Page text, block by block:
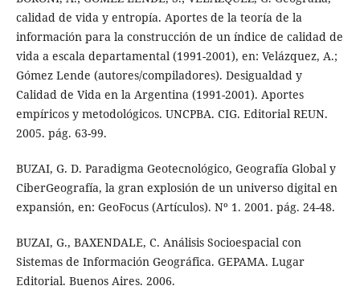
calidad de vida y entropía. Aportes de la teoría de la
información para la construcción de un índice de calidad de
vida a escala departamental (1991-2001), en: Velázquez, A.;
Gómez Lende (autores/compiladores). Desigualdad y
Calidad de Vida en la Argentina (1991-2001). Aportes
empíricos y metodológicos. UNCPBA. CIG. Editorial REUN.
2005. pág. 63-99.
BUZAI, G. D. Paradigma Geotecnológico, Geografía Global y
CiberGeografía, la gran explosión de un universo digital en
expansión, en: GeoFocus (Artículos). Nº 1. 2001. pág. 24-48.
BUZAI, G., BAXENDALE, C. Análisis Socioespacial con
Sistemas de Información Geográfica. GEPAMA. Lugar
Editorial. Buenos Aires. 2006.